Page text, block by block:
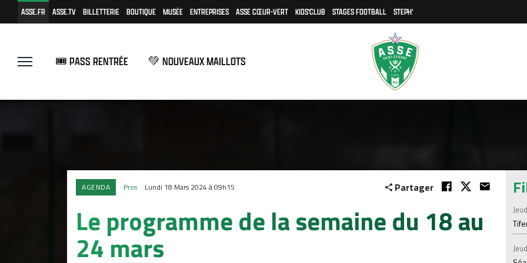
ASSE.FR ASSE.TV BILLETTERIE BOUTIQUE MUSÉE ENTREPRISES ASSE CŒUR-VERT KIDS'CLUB STAGES FOOTBALL STEPH'
🎟️ PASS RENTRÉE 💚 NOUVEAUX MAILLOTS
AGENDA Pros Lundi 18 Mars 2024 à 09h15 Partager
Le programme de la semaine du 18 au
24 mars